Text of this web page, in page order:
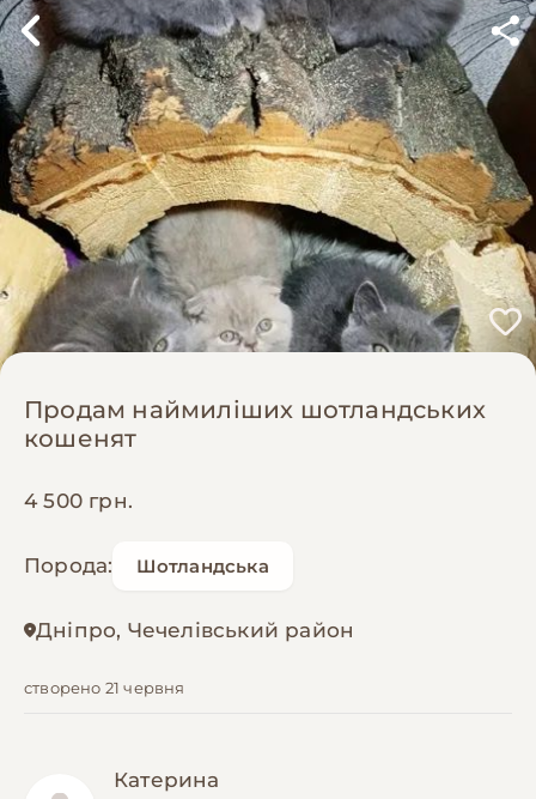
Продам наймиліших шотландських
кошенят
4 500 грн.
Порода: Шотландська
Дніпро, Чечелівський район
створено 21 червня
Катерина